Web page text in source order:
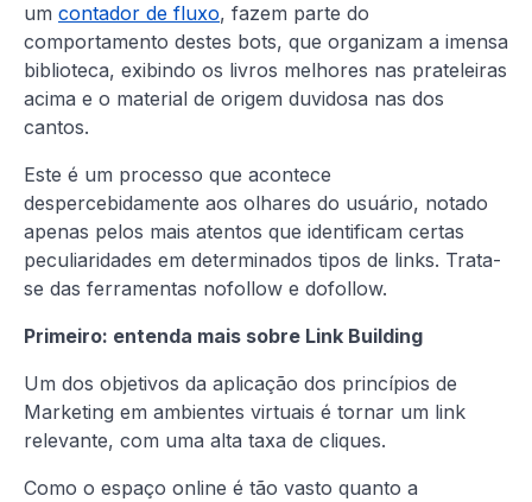
um contador de fluxo, fazem parte do
comportamento destes bots, que organizam a imensa
biblioteca, exibindo os livros melhores nas prateleiras
acima e o material de origem duvidosa nas dos
cantos.
Este é um processo que acontece
despercebidamente aos olhares do usuário, notado
apenas pelos mais atentos que identificam certas
peculiaridades em determinados tipos de links. Trata-
se das ferramentas nofollow e dofollow.
Primeiro: entenda mais sobre Link Building
Um dos objetivos da aplicação dos princípios de
Marketing em ambientes virtuais é tornar um link
relevante, com uma alta taxa de cliques.
Como o espaço online é tão vasto quanto a